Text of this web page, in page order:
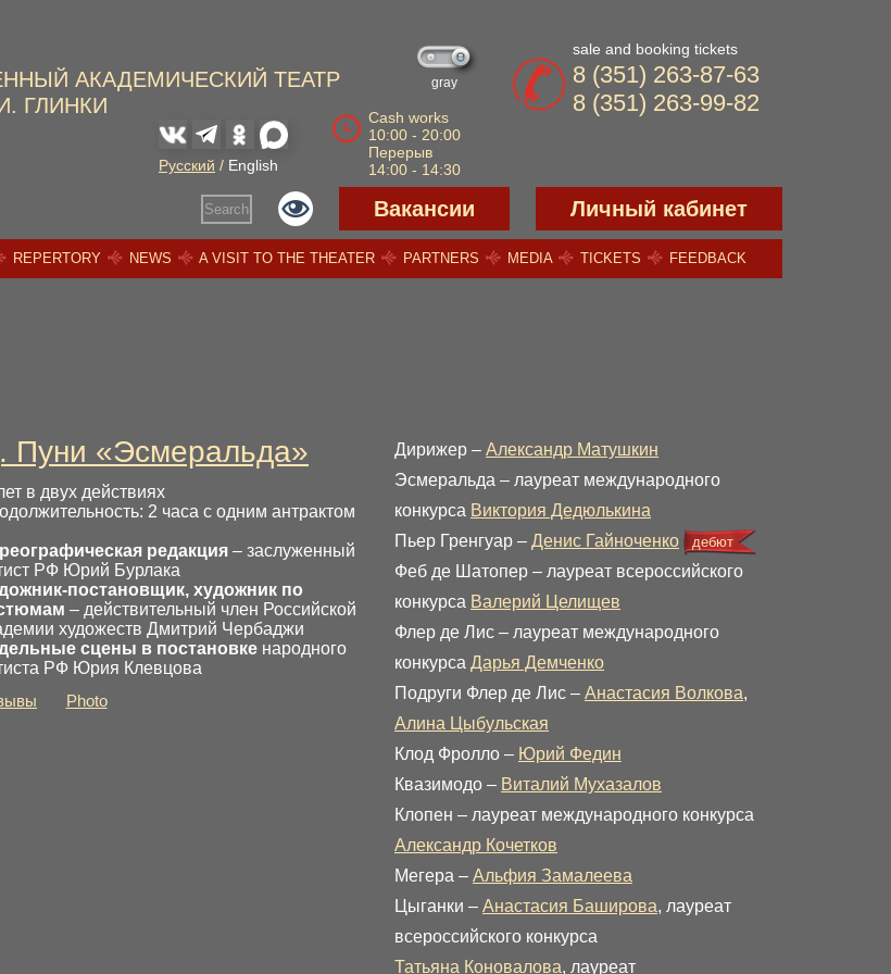
АКАДЕМИЧЕСКИЙ ТЕАТР
ГЛИНКИ
gray
Cash works
10:00 - 20:00
Перерыв
14:00 - 14:30
Русский / English
sale and booking tickets
8 (351) 263-87-63
8 (351) 263-99-82
Search Вакансии Личный кабинет
REPERTORY NEWS A VISIT TO THE THEATER PARTNERS MEDIA TICKETS FEEDBACK
Пуни «Эсмеральда»
в двух действиях
2 часа с одним антрактом
редакция – заслуженный
РФ Юрий Бурлака
постановщик, художник по
– действительный член Российской
художеств Дмитрий Чербаджи
сцены в постановке народного
РФ Юрия Клевцова
Photo
Дирижер – Александр Матушкин
Эсмеральда – лауреат международного
конкурса Виктория Дедюлькина
Пьер Гренгуар – Денис Гайноченко дебют
Феб де Шатопер – лауреат всероссийского
конкурса Валерий Целищев
Флер де Лис – лауреат международного
конкурса Дарья Демченко
Подруги Флер де Лис – Анастасия Волкова,
Алина Цыбульская
Клод Фролло – Юрий Федин
Квазимодо – Виталий Мухазалов
Клопен – лауреат международного конкурса
Александр Кочетков
Мегера – Альфия Замалеева
Цыганки – Анастасия Баширова, лауреат
всероссийского конкурса
Татьяна Коновалова, лауреат